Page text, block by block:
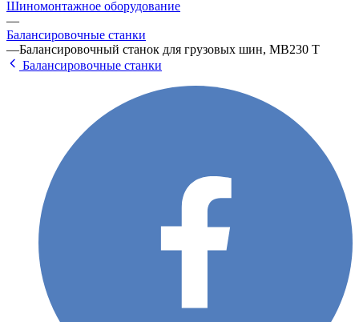
Шиномонтажное оборудование
—
Балансировочные станки
—Балансировочный станок для грузовых шин, MB230 Т
Балансировочные станки